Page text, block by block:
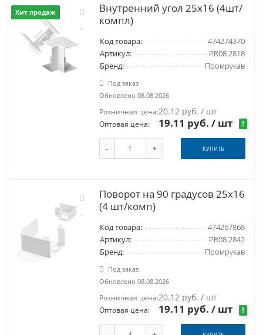
Хит продаж
Внутренний угол 25х16 (4шт/
компл)
Код товара:
474274370
Артикул:
PR08.2818
Бренд:
Промрукав
Под заказ
Обновлено 08.08.2026
Розничная цена:20.12 руб. / шт
Оптовая цена: 19.11 руб./ шт !
- + КУПИТЬ
Поворот на 90 градусов 25х16
(4 шт/комп)
Код товара:
474267868
Артикул:
PR08.2842
Бренд:
Промрукав
Под заказ
Обновлено 08.08.2026
Розничная цена:20.12 руб. / шт
Оптовая цена: 19.11 руб./ шт !